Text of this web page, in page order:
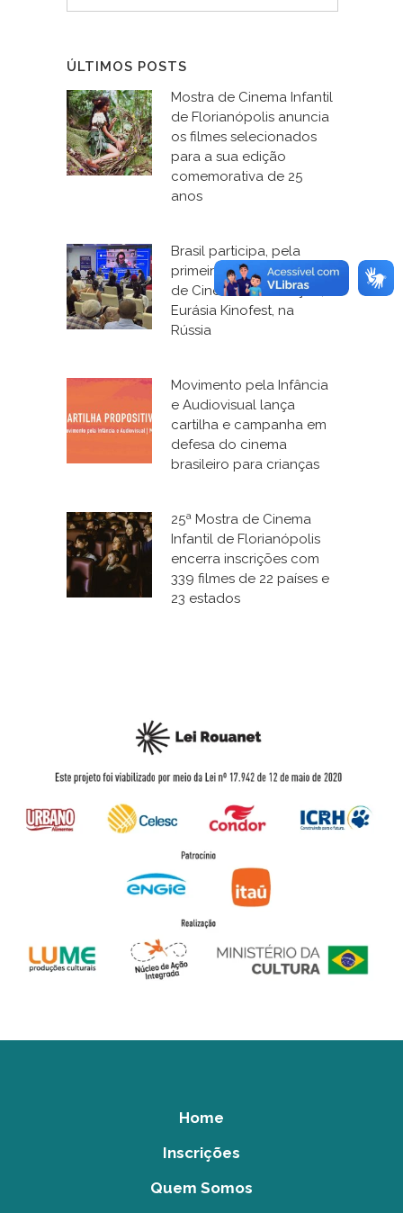
ÚLTIMOS POSTS
Mostra de Cinema Infantil
de Florianópolis anuncia
os filmes selecionados
para a sua edição
comemorativa de 25
anos
Brasil participa, pela
primeira vez, do Fórum
de Cinema e Educação, o
Eurásia Kinofest, na
Rússia
Movimento pela Infância
e Audiovisual lança
cartilha e campanha em
defesa do cinema
brasileiro para crianças
25ª Mostra de Cinema
Infantil de Florianópolis
encerra inscrições com
339 filmes de 22 países e
23 estados
Home
Inscrições
Quem Somos